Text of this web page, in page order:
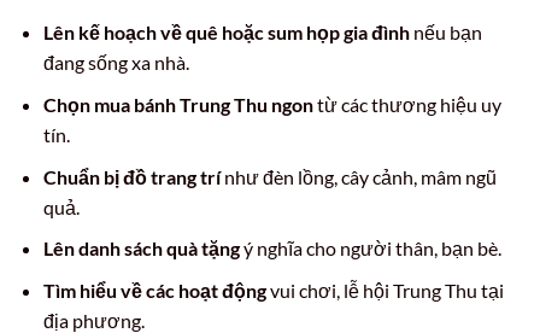
Lên kế hoạch về quê hoặc sum họp gia đìnhnếu bạn
đang sống xa nhà.
Chọn mua bánh Trung Thu ngontừ các thương hiệu uy
tín.
Chuẩn bị đồ trang trínhư đèn lồng, cây cảnh, mâm ngũ
quả.
Lên danh sách quà tặngý nghĩa cho người thân, bạn bè.
Tìm hiểu về các hoạt độngvui chơi, lễ hội Trung Thu tại
địa phương.